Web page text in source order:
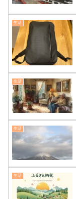
生活
生活
生活
生活